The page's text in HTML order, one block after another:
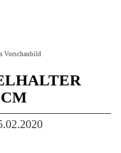
Vorschaubild